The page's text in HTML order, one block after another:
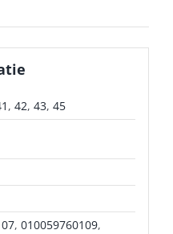
, 42, 43, 45
, 010059760109,